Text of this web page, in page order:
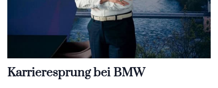
Karrieresprung bei BMW